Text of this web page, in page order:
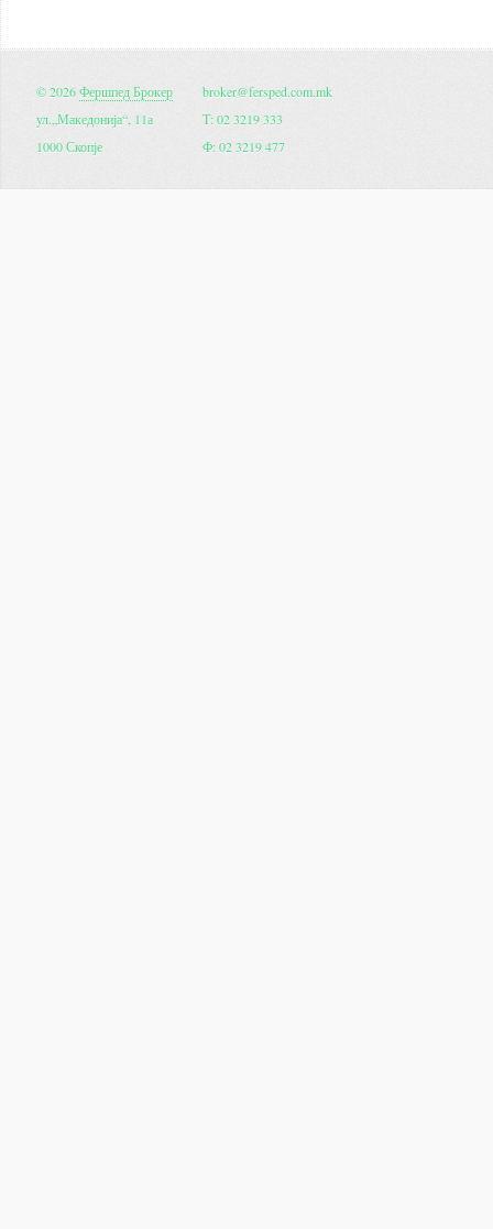
© 2026Фершпед Брокер
ул.„Македонија“, 11а
1000 Скопје
broker@fersped.com.mk
Т: 02 3219 333
Ф: 02 3219 477